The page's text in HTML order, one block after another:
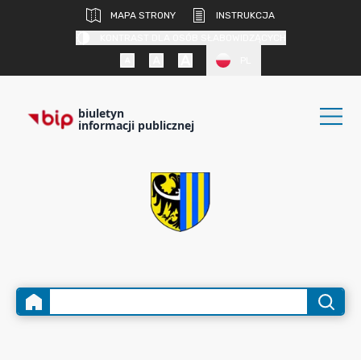
MAPA STRONY
INSTRUKCJA
biuletyn
informacji publicznej